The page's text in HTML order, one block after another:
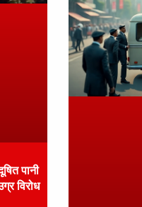
पानी
विरोध